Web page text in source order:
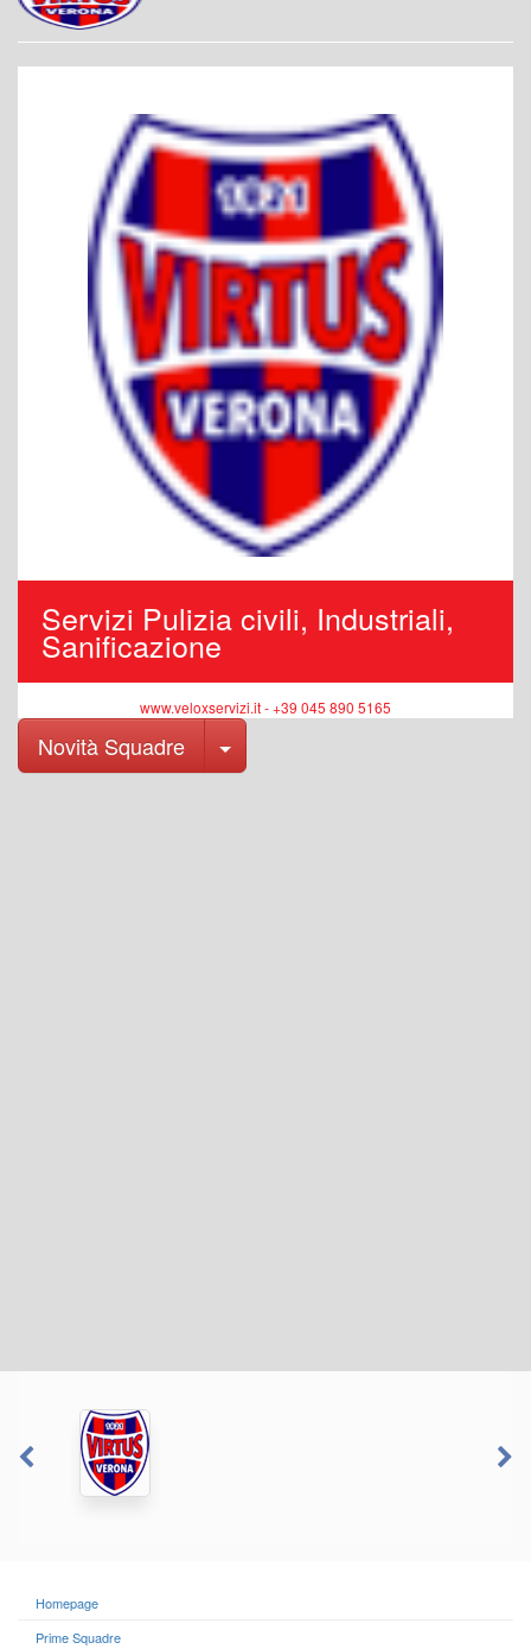
Servizi Pulizia civili, Industriali,
Sanificazione
www.veloxservizi.it - +39 045 890 5165
Novità Squadre Toggle Dropdown
Homepage
Prime Squadre